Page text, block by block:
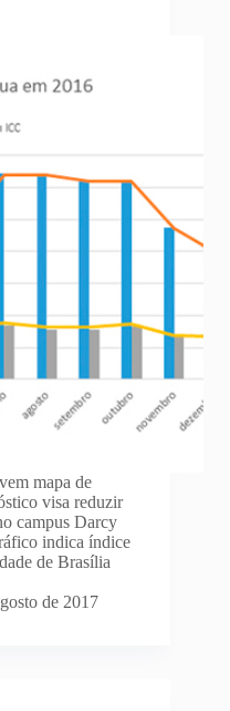
mapa de
visa reduzir
campus Darcy
indica índice
de Brasília
de 2017